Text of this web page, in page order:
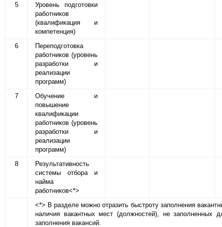
5
Уровень подготовки
работников
(квалификация и
компетенция)
6
Переподготовка
работников (уровень
разработки и
реализации
программ)
7
Обучение и
повышение
квалификации
работников (уровень
разработки и
реализации
программ)
8
Результативность
системы отбора и
найма
работников<*>
<*> В разделе можно отразить быстроту заполнения
наличия вакантных мест (должностей), не заполненных
заполнения вакансий.